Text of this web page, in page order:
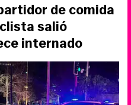
de comida
salió
internado